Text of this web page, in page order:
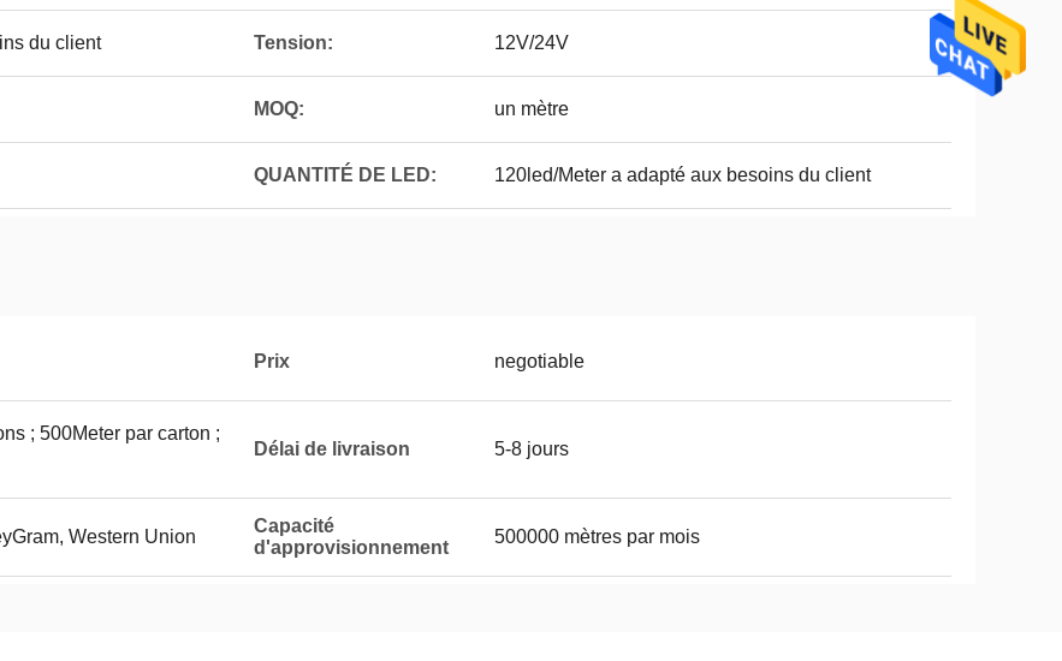
du client Tension: 12V/24V
MOQ: un mètre
QUANTITÉ DE LED: 120led/Meter a adapté aux besoins du client
Prix negotiable
; 500Meter par carton ;
Délai de livraison 5-8 jours
Western Union
Capacité
d'approvisionnement
500000 mètres par mois